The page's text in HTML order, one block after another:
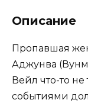
Описание
Пропавшая
Аджунва
Вейл что-то
событиями